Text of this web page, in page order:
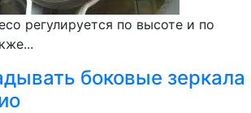
регулируется по высоте и по
боковые зеркала